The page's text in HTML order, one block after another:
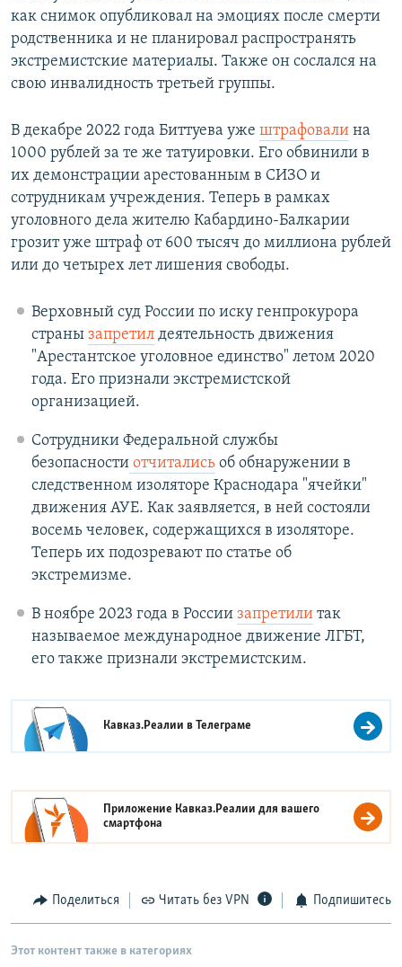
как снимок опубликовал на эмоциях после смерти
родственника и не планировал распространять
экстремистские материалы. Также он сослался на
свою инвалидность третьей группы.
В декабре 2022 года Биттуева уже штрафовали на
1000 рублей за те же татуировки. Его обвинили в
их демонстрации арестованным в СИЗО и
сотрудникам учреждения. Теперь в рамках
уголовного дела жителю Кабардино-Балкарии
грозит уже штраф от 600 тысяч до миллиона рублей
или до четырех лет лишения свободы.
Верховный суд России по иску генпрокурора
страны запретилдеятельность движения
"Арестантское уголовное единство" летом 2020
года. Его признали экстремистской
организацией.
Сотрудники Федеральной службы
безопасностиотчиталисьоб обнаружении в
следственном изоляторе Краснодара "ячейки"
движения АУЕ. Как заявляется, в ней состояли
восемь человек, содержащихся в изоляторе.
Теперь их подозревают по статье об
экстремизме.
В ноябре 2023 года в России запретилитак
называемое международное движение ЛГБТ,
его также признали экстремистским.
Кавказ.Реалии вТелеграме
Приложение Кавказ.Реалии для вашего
смартфона
Поделиться Читать без VPN Подпишитесь
Этот контент также в категориях